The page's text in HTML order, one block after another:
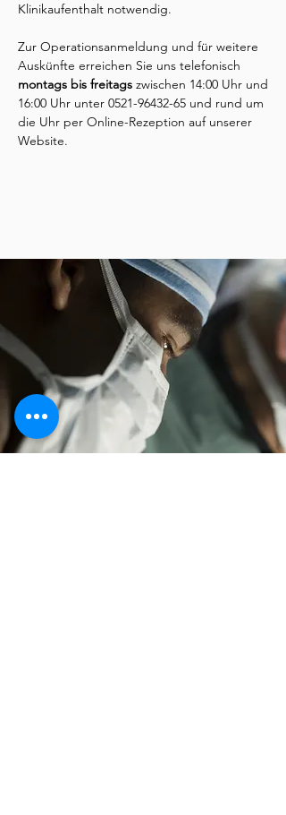
Klinikaufenthalt notwendig.
Zur Operationsanmeldung und für weitere
Auskünfte erreichen Sie uns telefonisch
montags bis freitags zwischen 14:00 Uhr und
16:00 Uhr unter 0521-96432-65 und rund um
die Uhr per Online-Rezeption auf unserer
Website.